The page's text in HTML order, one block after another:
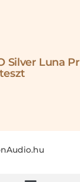
Silver Luna